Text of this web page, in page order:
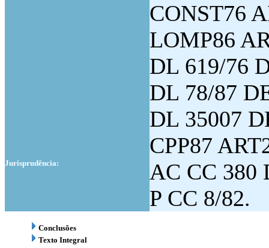
CONST76
LOMP86
DL 619/76
DL 78/87
DL 35007
CPP87
Jurisprudência:
AC CC 380
P CC 8/82.
Conclusões
Texto Integral